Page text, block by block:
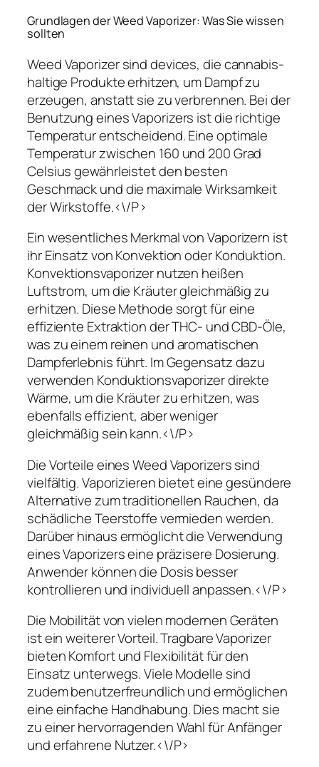
Grundlagen der Weed Vaporizer: Was Sie wissen
sollten
Weed Vaporizer sind devices, die cannabis-
haltige Produkte erhitzen, um Dampf zu
erzeugen, anstatt sie zu verbrennen. Bei der
Benutzung eines Vaporizers ist die richtige
Temperatur entscheidend. Eine optimale
Temperatur zwischen 160 und 200 Grad
Celsius gewährleistet den besten
Geschmack und die maximale Wirksamkeit
der Wirkstoffe.<\/P>
Ein wesentliches Merkmal von Vaporizern ist
ihr Einsatz von Konvektion oder Konduktion.
Konvektionsvaporizer nutzen heißen
Luftstrom, um die Kräuter gleichmäßig zu
erhitzen. Diese Methode sorgt für eine
effiziente Extraktion der THC- und CBD-Öle,
was zu einem reinen und aromatischen
Dampferlebnis führt. Im Gegensatz dazu
verwenden Konduktionsvaporizer direkte
Wärme, um die Kräuter zu erhitzen, was
ebenfalls effizient, aber weniger
gleichmäßig sein kann.<\/P>
Die Vorteile eines Weed Vaporizers sind
vielfältig. Vaporizieren bietet eine gesündere
Alternative zum traditionellen Rauchen, da
schädliche Teerstoffe vermieden werden.
Darüber hinaus ermöglicht die Verwendung
eines Vaporizers eine präzisere Dosierung.
Anwender können die Dosis besser
kontrollieren und individuell anpassen.<\/P>
Die Mobilität von vielen modernen Geräten
ist ein weiterer Vorteil. Tragbare Vaporizer
bieten Komfort und Flexibilität für den
Einsatz unterwegs. Viele Modelle sind
zudem benutzerfreundlich und ermöglichen
eine einfache Handhabung. Dies macht sie
zu einer hervorragenden Wahl für Anfänger
und erfahrene Nutzer.<\/P>